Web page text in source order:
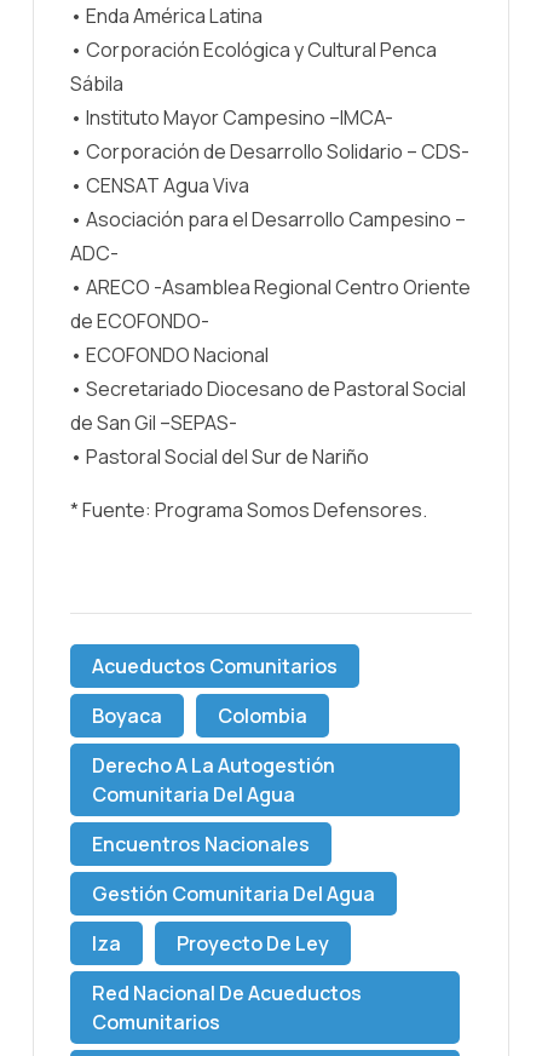
• Enda América Latina
• Corporación Ecológica y Cultural Penca
Sábila
• Instituto Mayor Campesino –IMCA-
• Corporación de Desarrollo Solidario – CDS-
• CENSAT Agua Viva
• Asociación para el Desarrollo Campesino –
ADC-
• ARECO -Asamblea Regional Centro Oriente
de ECOFONDO-
• ECOFONDO Nacional
• Secretariado Diocesano de Pastoral Social
de San Gil –SEPAS-
• Pastoral Social del Sur de Nariño
* Fuente: Programa Somos Defensores.
Acueductos Comunitarios
Boyaca
Colombia
Derecho A La Autogestión
Comunitaria Del Agua
Encuentros Nacionales
Gestión Comunitaria Del Agua
Iza
Proyecto De Ley
Red Nacional De Acueductos
Comunitarios